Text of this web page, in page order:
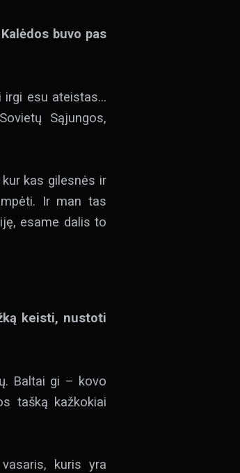
buvo pas
irgi esu ateistas…
Sąjungos,
kas gilesnės ir
Ir man tas
esame dalis to
keisti, nustoti
Baltai gi – kovo
tašką kažkokiai
kuris yra